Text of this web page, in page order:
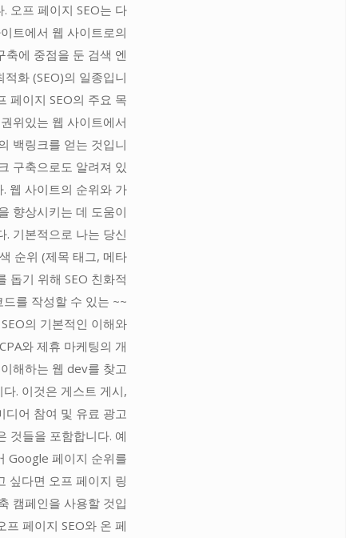
. 오프 페이지 SEO는 다
트에서 웹 사이트로의
축에 중점을 둔 검색 엔
적화 (SEO)의 일종입니
페이지 SEO의 주요 목
위있는 웹 사이트에서
백링크를 얻는 것입니
구축으로도 알려져 있
. 웹 사이트의 순위와 가
향상시키는 데 도움이
. 기본적으로 나는 당신
순위 (제목 태그, 메타
돕기 위해 SEO 친화적
드를 작성할 수 있는 ~~
의 기본적인 이해와
와 제휴 마케팅의 개
해하는 웹 dev를 찾고
다. 이것은 게스트 게시,
디어 참여 및 유료 광고
것들을 포함합니다. 예
Google 페이지 순위를
싶다면 오프 페이지 링
캠페인을 사용할 것입
프 페이지 SEO와 온 페